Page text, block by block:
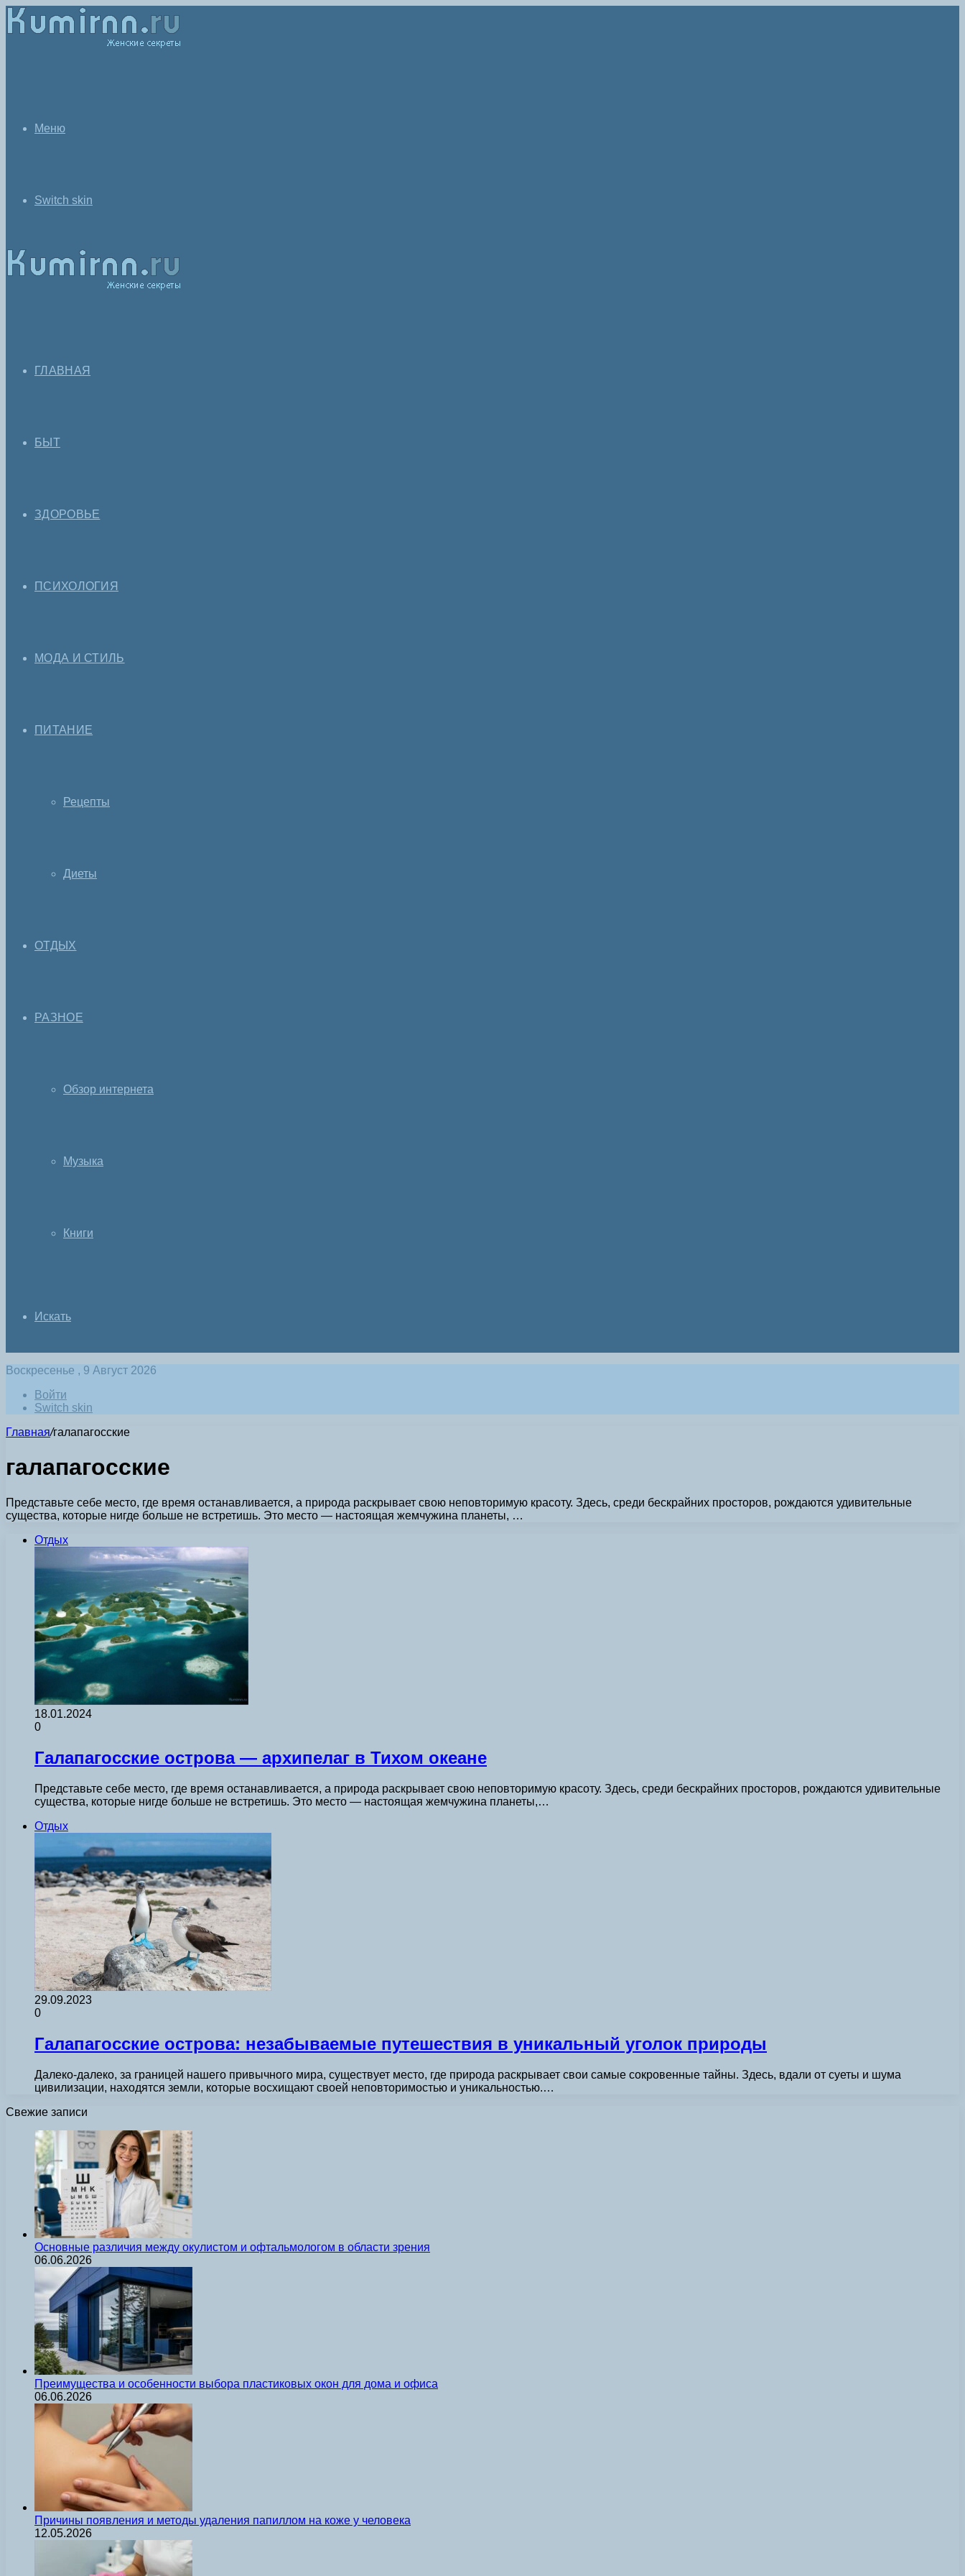
Меню
Switch skin
ГЛАВНАЯ
БЫТ
ЗДОРОВЬЕ
ПСИХОЛОГИЯ
МОДА И СТИЛЬ
ПИТАНИЕ
Рецепты
Диеты
ОТДЫХ
РАЗНОЕ
Обзор интернета
Музыка
Книги
Искать
Воскресенье , 9 Август 2026
Войти
Switch skin
Главная/галапагосские
галапагосские
Представьте себе место, где время останавливается, а природа раскрывает свою неповторимую красоту. Здесь, среди бескрайних просторов, рождаются удивительные
существа, которые нигде больше не встретишь. Это место — настоящая жемчужина планеты, …
Отдых
18.01.2024
0
Галапагосские острова — архипелаг в Тихом океане
Представьте себе место, где время останавливается, а природа раскрывает свою неповторимую красоту. Здесь, среди бескрайних просторов, рождаются удивительные
существа, которые нигде больше не встретишь. Это место — настоящая жемчужина планеты,…
Отдых
29.09.2023
0
Галапагосские острова: незабываемые путешествия в уникальный уголок природы
Далеко-далеко, за границей нашего привычного мира, существует место, где природа раскрывает свои самые сокровенные тайны. Здесь, вдали от суеты и шума
цивилизации, находятся земли, которые восхищают своей неповторимостью и уникальностью.…
Свежие записи
Основные различия между окулистом и офтальмологом в области зрения
06.06.2026
Преимущества и особенности выбора пластиковых окон для дома и офиса
06.06.2026
Причины появления и методы удаления папиллом на коже у человека
12.05.2026